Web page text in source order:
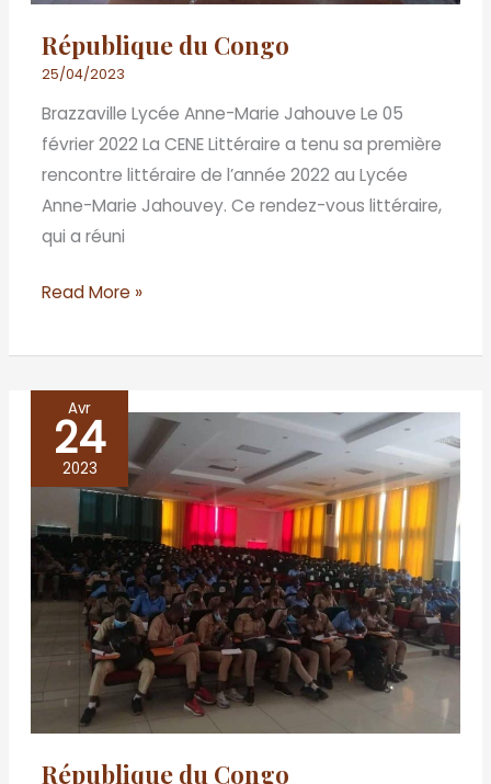
République du Congo
25/04/2023
Brazzaville Lycée Anne-Marie Jahouve Le 05
février 2022 La CENE Littéraire a tenu sa première
rencontre littéraire de l’année 2022 au Lycée
Anne-Marie Jahouvey. Ce rendez-vous littéraire,
qui a réuni
Read More »
Avr
24
2023
République du Congo
République
Congo